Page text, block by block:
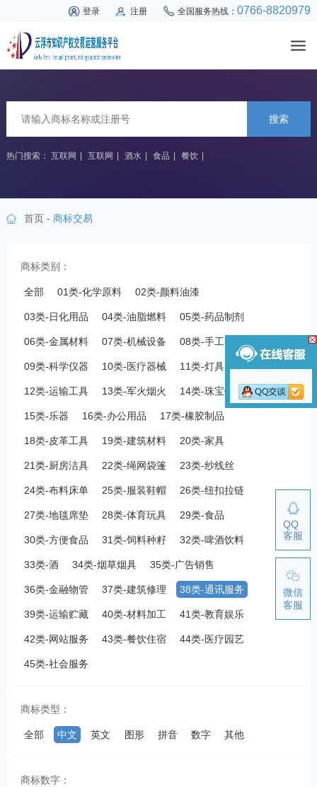
登录 注册 全国服务热线：0766-8820979
搜索
热门搜索： 互联网 互联网 酒水 食品 餐饮
首页- 商标交易
商标类别：
全部 01类-化学原料 02类-颜料油漆
03类-日化用品 04类-油脂燃料 05类-药品制剂
06类-金属材料 07类-机械设备 08类-手工器械
09类-科学仪器 10类-医疗器械 11类-灯具空调
12类-运输工具 13类-军火烟火 14类-珠宝钟表
15类-乐器 16类-办公用品 17类-橡胶制品
18类-皮革工具 19类-建筑材料 20类-家具
21类-厨房洁具 22类-绳网袋篷 23类-纱线丝
24类-布料床单 25类-服装鞋帽 26类-纽扣拉链
27类-地毯席垫 28类-体育玩具 29类-食品
30类-方便食品 31类-饲料种籽 32类-啤酒饮料
33类-酒 34类-烟草烟具 35类-广告销售
36类-金融物管 37类-建筑修理 38类-通讯服务
39类-运输贮藏 40类-材料加工 41类-教育娱乐
42类-网站服务 43类-餐饮住宿 44类-医疗园艺
45类-社会服务
商标类型：
全部 中文 英文 图形 拼音 数字 其他
商标数字：
QQ
客服
微信
客服